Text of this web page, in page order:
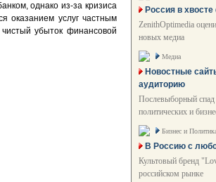
однако из-за кризиса
оказанием услуг частным
убыток финансовой
Россия в
ZenithOptimedia
новых медиа
Медиа
Новостные
аудиторию
Послевыборный спад
политических и
Бизнес и
В Россию с
Культовый бренд
российском рынке